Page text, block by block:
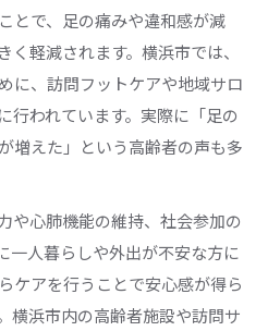
とで、足の痛みや違和感が減
く軽減されます。横浜市では、
に、訪問フットケアや地域サロ
行われています。実際に「足の
増えた」という高齢者の声も多
や心肺機能の維持、社会参加の
一人暮らしや外出が不安な方に
ケアを行うことで安心感が得ら
横浜市内の高齢者施設や訪問サ